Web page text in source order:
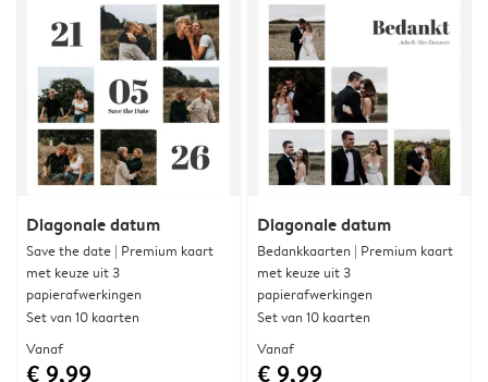
Diagonale datum
Save the date | Premium kaart
met keuze uit 3
papierafwerkingen
Set van 10 kaarten
Vanaf
€ 9,99
Diagonale datum
Bedankkaarten | Premium kaart
met keuze uit 3
papierafwerkingen
Set van 10 kaarten
Vanaf
€ 9,99